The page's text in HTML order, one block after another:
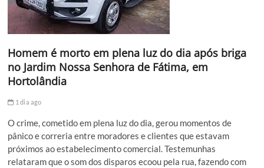
Homem é morto em plena luz do dia após briga
no Jardim Nossa Senhora de Fátima, em
Hortolândia
1 dia ago
O crime, cometido em plena luz do dia, gerou momentos de
pânico e correria entre moradores e clientes que estavam
próximos ao estabelecimento comercial. Testemunhas
relataram que o som dos disparos ecoou pela rua, fazendo com